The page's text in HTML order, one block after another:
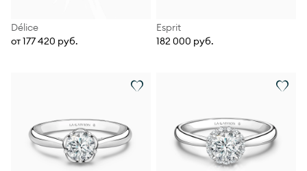
Délice
от 177 420 руб.
Esprit
182 000 руб.